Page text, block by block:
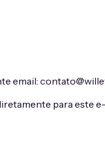
email:
para este